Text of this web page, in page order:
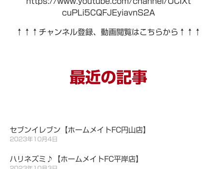
cuPLi5CQFJEyiavnS2A
↑↑↑チャンネル登録、動画閲覧はこちらから↑↑↑
最近の記事
セブンイレブン【ホームメイトFC円山店】
2023年10月4日
ハリネズミ♪【ホームメイトFC平岸店】